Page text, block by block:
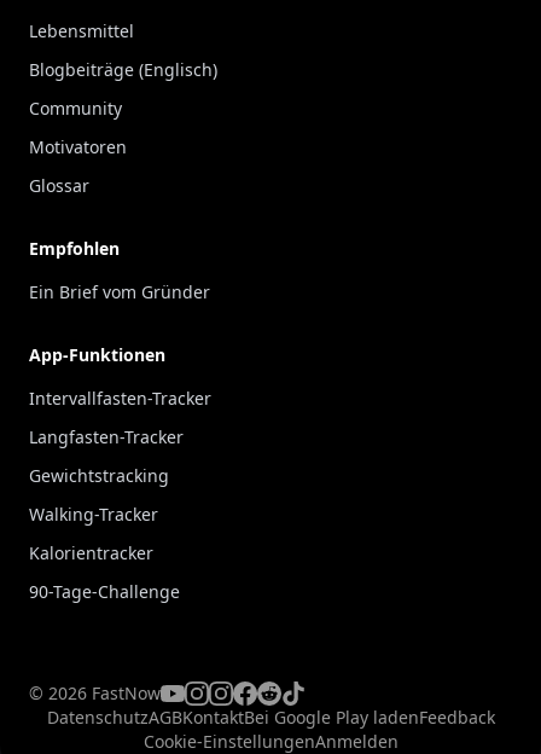
Lebensmittel
Blogbeiträge (Englisch)
Community
Motivatoren
Glossar
Empfohlen
Ein Brief vom Gründer
App-Funktionen
Intervallfasten-Tracker
Langfasten-Tracker
Gewichtstracking
Walking-Tracker
Kalorientracker
90-Tage-Challenge
© 2026 FastNow
DatenschutzAGBKontaktBei Google Play ladenFeedback
Cookie-EinstellungenAnmelden